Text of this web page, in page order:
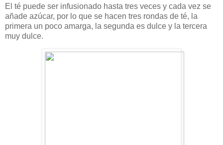
El té puede ser infusionado hasta tres veces y cada vez se
añade azúcar, por lo que se hacen tres rondas de té, la
primera un poco amarga, la segunda es dulce y la tercera
muy dulce.